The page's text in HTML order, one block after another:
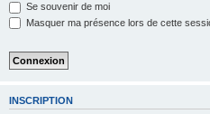
Se souvenir de moi
Masquer ma présence lors de cette
INSCRIPTION